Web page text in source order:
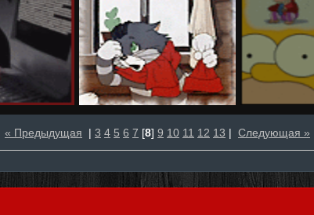
« Предыдущая | 3 4 5 6 7 [8] 9 10 11 12 13 | Следующая »